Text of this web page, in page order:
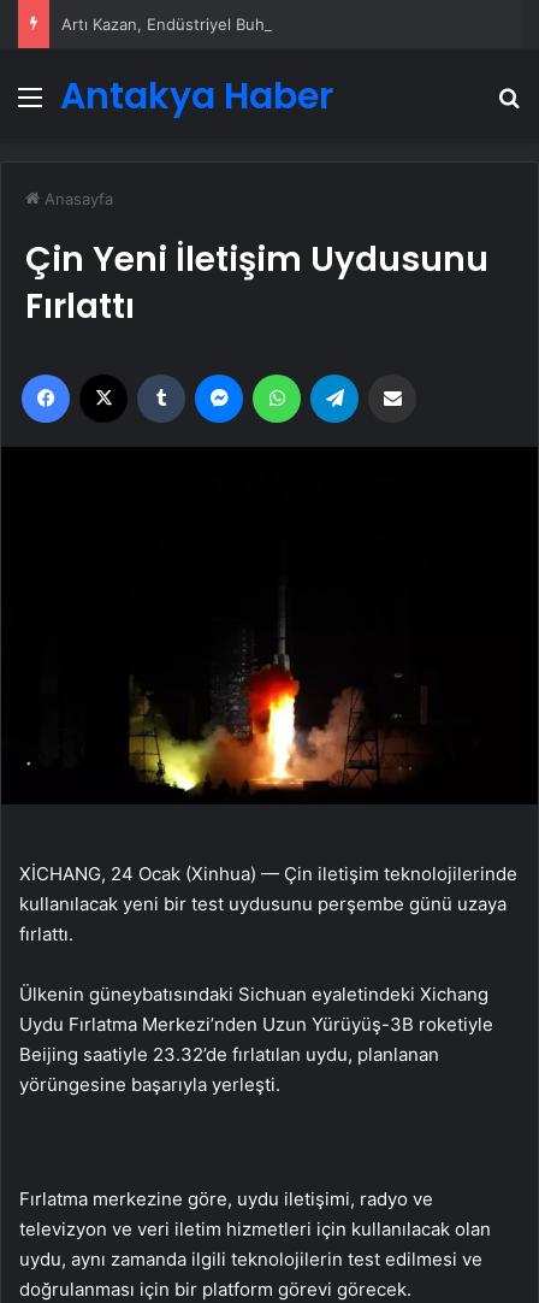
Menü
Antakya Haber
Anasayfa
Çin Yeni İletişim Uydusunu
Fırlattı
Facebook Tumblr MessengerWhatsApp
XİCHANG, 24 Ocak (Xinhua) — Çin iletişim teknolojilerinde
kullanılacak yeni bir test uydusunu perşembe günü uzaya
fırlattı.
Ülkenin güneybatısındaki Sichuan eyaletindeki Xichang
Uydu Fırlatma Merkezi’nden Uzun Yürüyüş-3B roketiyle
Beijing saatiyle 23.32’de fırlatılan uydu, planlanan
yörüngesine başarıyla yerleşti.
Fırlatma merkezine göre, uydu iletişimi, radyo ve
televizyon ve veri iletim hizmetleri için kullanılacak olan
uydu, aynı zamanda ilgili teknolojilerin test edilmesi ve
doğrulanması için bir platform görevi görecek.